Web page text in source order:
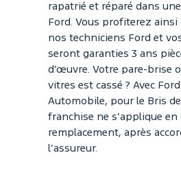
rapatrié et réparé dans
Ford. Vous profiterez ainsi
nos techniciens Ford et
seront garanties 3 ans
d’œuvre. Votre pare-brise
vitres est cassé ? Avec
Automobile, pour le Bris de
franchise ne s’applique en
remplacement, après
l’assureur.